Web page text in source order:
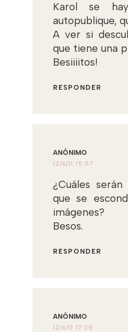
Karol se
autopublique,
A ver si
que tiene una
Besiiiitos!
RESPONDER
ANÓNIMO
12/6/11 15:57
¿Cuáles
que se
imágenes?
Besos.
RESPONDER
ANÓNIMO
12/6/11 17:38